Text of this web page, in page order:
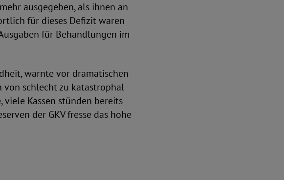
ausgegeben, als ihnen an
für dieses Defizit waren
für Behandlungen im
warnte vor dramatischen
von schlecht zu katastrophal
Kassen stünden bereits
der GKV fresse das hohe